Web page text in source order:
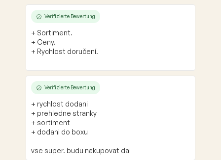
Verifizierte Bewertung
+ Sortiment.
+ Ceny.
+ Rychlost doručení.
Verifizierte Bewertung
+ rychlost dodani
+ prehledne stranky
+ sortiment
+ dodani do boxu
vse super. budu nakupovat dal